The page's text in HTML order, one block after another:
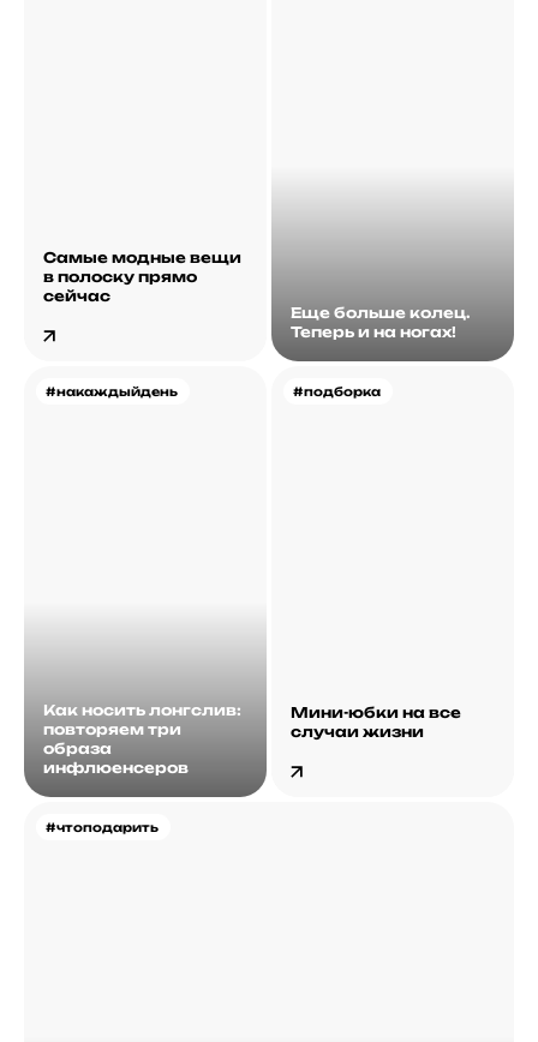
Самые модные вещи
в полоску прямо
сейчас
Еще больше колец.
Теперь и на ногах!
#накаждыйдень
Как носить лонгслив:
повторяем три
образа
инфлюенсеров
#чтоподарить
#подборка
Мини-юбки на все
случаи жизни